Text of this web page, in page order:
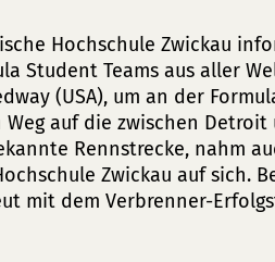
Hochschule Zwickau
Student Teams aus aller
(USA), um an der
auf die zwischen Detroit
Rennstrecke, nahm
Zwickau auf sich.
mit dem Verbrenner-